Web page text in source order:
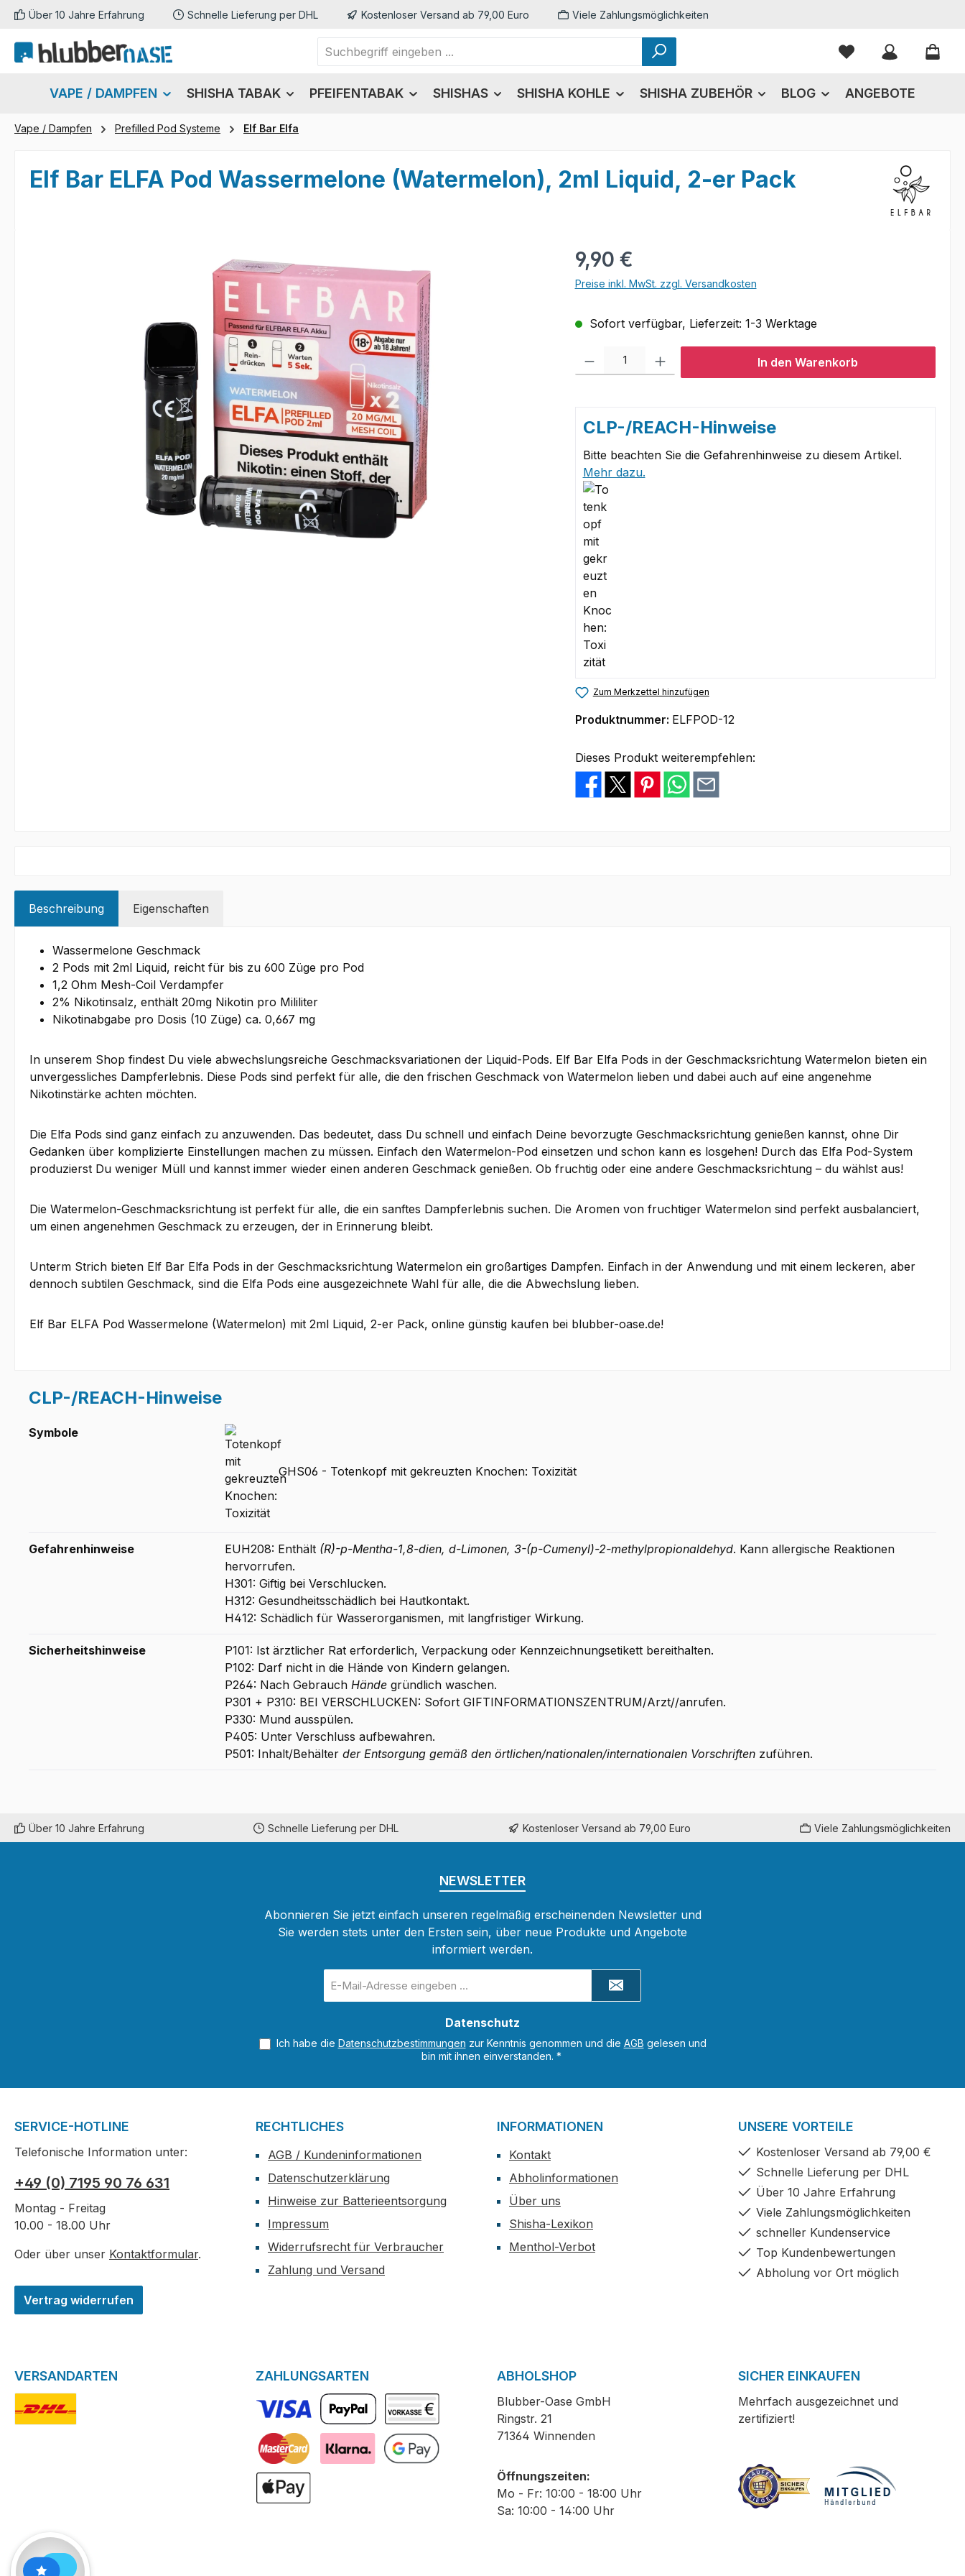
Hauptinhalt springen
Zur Suche springen
Zur Hauptnavigation springen
Über 10 Jahre Erfahrung Schnelle Lieferung per DHL Kostenloser Versand ab 79,00 Euro Viele Zahlungsmöglichkeiten
Du hast 0
VAPE / DAMPFEN SHISHA TABAK PFEIFENTABAK SHISHAS SHISHA KOHLE SHISHA ZUBEHÖR BLOG ANGEBOTE
Vape / Dampfen Prefilled Pod Systeme Elf Bar Elfa
Elf Bar ELFA Pod Wassermelone (Watermelon), 2ml Liquid, 2-er Pack
Regulärer Preis:
9,90 €
Preise inkl. MwSt. zzgl. Versandkosten
Sofort verfügbar, Lieferzeit: 1-3 Werktage
Produkt Anzahl: Gib den gewünschten Wert ein oder benutze die Schaltflächen
In den Warenkorb
CLP-/REACH-Hinweise
Bitte beachten Sie die Gefahrenhinweise zu diesem Artikel.
Mehr dazu.
Zum Merkzettel hinzufügen
Produktnummer: ELFPOD-12
Dieses Produkt weiterempfehlen:
Beschreibung Eigenschaften
Wassermelone Geschmack
2 Pods mit 2ml Liquid, reicht für bis zu 600 Züge pro Pod
1,2 Ohm Mesh-Coil Verdampfer
2% Nikotinsalz, enthält 20mg Nikotin pro Mililiter
Nikotinabgabe pro Dosis (10 Züge) ca. 0,667 mg
In unserem Shop findest Du viele abwechslungsreiche Geschmacksvariationen der Liquid-Pods. Elf Bar Elfa Pods in der Geschmacksrichtung Watermelon bieten ein
unvergessliches Dampferlebnis. Diese Pods sind perfekt für alle, die den frischen Geschmack von Watermelon lieben und dabei auch auf eine angenehme
Nikotinstärke achten möchten.
Die Elfa Pods sind ganz einfach zu anzuwenden. Das bedeutet, dass Du schnell und einfach Deine bevorzugte Geschmacksrichtung genießen kannst, ohne Dir
Gedanken über komplizierte Einstellungen machen zu müssen. Einfach den Watermelon-Pod einsetzen und schon kann es losgehen! Durch das Elfa Pod-System
produzierst Du weniger Müll und kannst immer wieder einen anderen Geschmack genießen. Ob fruchtig oder eine andere Geschmacksrichtung – du wählst aus!
Die Watermelon-Geschmacksrichtung ist perfekt für alle, die ein sanftes Dampferlebnis suchen. Die Aromen von fruchtiger Watermelon sind perfekt ausbalanciert,
um einen angenehmen Geschmack zu erzeugen, der in Erinnerung bleibt.
Unterm Strich bieten Elf Bar Elfa Pods in der Geschmacksrichtung Watermelon ein großartiges Dampfen. Einfach in der Anwendung und mit einem leckeren, aber
dennoch subtilen Geschmack, sind die Elfa Pods eine ausgezeichnete Wahl für alle, die die Abwechslung lieben.
Elf Bar ELFA Pod Wassermelone (Watermelon) mit 2ml Liquid, 2-er Pack, online günstig kaufen bei blubber-oase.de!
CLP-/REACH-Hinweise
Symbole
GHS06 - Totenkopf mit gekreuzten Knochen: Toxizität
Gefahrenhinweise EUH208: Enthält (R)-p-Mentha-1,8-dien, d-Limonen, 3-(p-Cumenyl)-2-methylpropionaldehyd. Kann allergische Reaktionen
hervorrufen.
H301: Giftig bei Verschlucken.
H312: Gesundheitsschädlich bei Hautkontakt.
H412: Schädlich für Wasserorganismen, mit langfristiger Wirkung.
Sicherheitshinweise
P101: Ist ärztlicher Rat erforderlich, Verpackung oder Kennzeichnungsetikett bereithalten.
P102: Darf nicht in die Hände von Kindern gelangen.
P264: Nach Gebrauch Händegründlich waschen.
P301 + P310: BEI VERSCHLUCKEN: Sofort GIFTINFORMATIONSZENTRUM/Arzt//anrufen.
P330: Mund ausspülen.
P405: Unter Verschluss aufbewahren.
P501: Inhalt/Behälter der Entsorgung gemäß den örtlichen/nationalen/internationalen Vorschriftenzuführen.
Über 10 Jahre Erfahrung Schnelle Lieferung per DHL Kostenloser Versand ab 79,00 Euro Viele Zahlungsmöglichkeiten
NEWSLETTER
Abonnieren Sie jetzt einfach unseren regelmäßig erscheinenden Newsletter und
Sie werden stets unter den Ersten sein, über neue Produkte und Angebote
informiert werden.
Mail-
Datenschutz
Ich habe die Datenschutzbestimmungen zur Kenntnis genommen und die AGB gelesen und
bin mit ihnen einverstanden. *
SERVICE-HOTLINE
Telefonische Information unter:
+49 (0) 7195 90 76 631
Montag - Freitag
10.00 - 18.00 Uhr
Oder über unser Kontaktformular.
Vertrag widerrufen
RECHTLICHES
AGB / Kundeninformationen
Datenschutzerklärung
Hinweise zur Batterieentsorgung
Impressum
Widerrufsrecht für Verbraucher
Zahlung und Versand
INFORMATIONEN
Kontakt
Abholinformationen
Über uns
Shisha-Lexikon
Menthol-Verbot
UNSERE VORTEILE
Kostenloser Versand ab 79,00 €
Schnelle Lieferung per DHL
Über 10 Jahre Erfahrung
Viele Zahlungsmöglichkeiten
schneller Kundenservice
Top Kundenbewertungen
Abholung vor Ort möglich
VERSANDARTEN ZAHLUNGSARTEN
Vorkasse
PayPal
Kreditkarte
VISA Logo
ABHOLSHOP
Blubber-Oase GmbH
Ringstr. 21
71364 Winnenden
Öffnungszeiten:
Mo - Fr: 10:00 - 18:00 Uhr
Sa: 10:00 - 14:00 Uhr
SICHER EINKAUFEN
Mehrfach ausgezeichnet und
zertifiziert!